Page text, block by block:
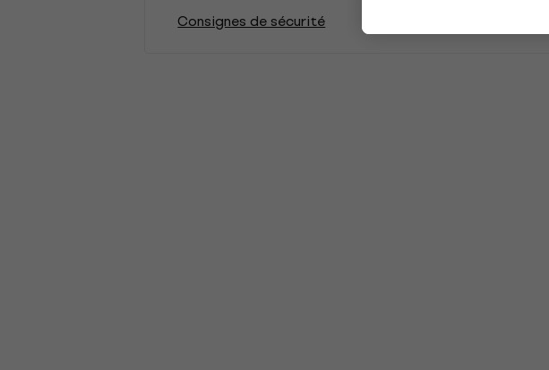
Consignes de sécurité